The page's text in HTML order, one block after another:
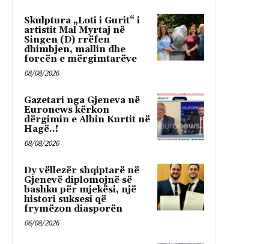
Skulptura „Loti i Gurit“ i
artistit Mal Myrtaj në
Singen (D) rrëfen
dhimbjen, mallin dhe
forcën e mërgimtarëve
08/08/2026
Gazetari nga Gjeneva në
Euronews kërkon
dërgimin e Albin Kurtit në
Hagë..!
08/08/2026
Dy vëllezër shqiptarë në
Gjenevë diplomojnë së
bashku për mjekësi, një
histori suksesi që
frymëzon diasporën
06/08/2026